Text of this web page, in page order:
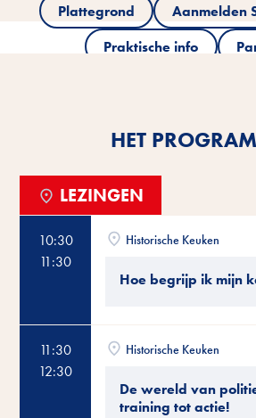
Plattegrond
Aanmelden
Praktische info
HET
LEZINGEN
10:30
11:30
Historische Keuken
Hoe begrijp ik mijn
11:30
12:30
Historische Keuken
De wereld van
training tot actie!